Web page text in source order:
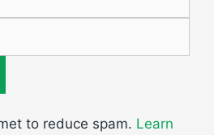
to reduce spam. Learn